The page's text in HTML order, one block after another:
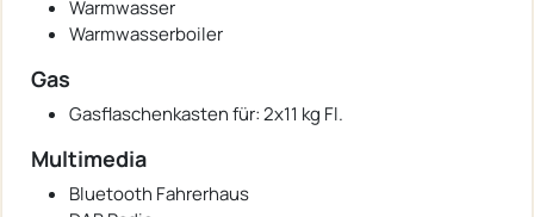
Warmwasser
Warmwasserboiler
Gas
Gasflaschenkasten für: 2x11 kg Fl.
Multimedia
Bluetooth Fahrerhaus